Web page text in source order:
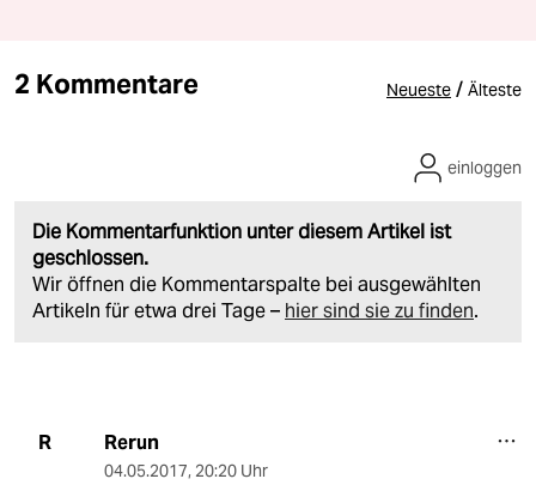
2 Kommentare Neueste / Älteste
Die Kommentarfunktion unter diesem Artikel ist
geschlossen.
Wir öffnen die Kommentarspalte bei ausgewählten
Artikeln für etwa drei Tage – hier sind sie zu finden.
einloggen
R Rerun
04.05.2017, 20:20 Uhr